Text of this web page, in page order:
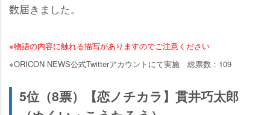
数届きました。
※物語の内容に触れる描写がありますのでご注意ください
※ORICON NEWS公式Twitterアカウントにて実施 総票数：109
5位（8票）【恋ノチカラ】貫井巧太郎